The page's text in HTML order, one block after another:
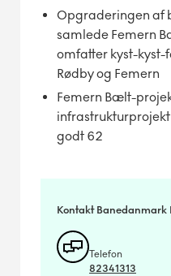
Opgraderingen af
samlede Femern
omfatter kyst-
Rødby og Femern
Femern Bælt-
godt 62
Kontakt Banedanmark
Telefon
82341313